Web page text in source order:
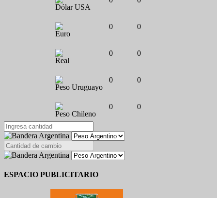
Dólar USA
Euro
0 0
Real
0 0
Peso Uruguayo
0 0
Peso Chileno
0 0
ESPACIO PUBLICITARIO